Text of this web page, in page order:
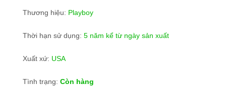
Thương hiệu: Playboy
Thời hạn sử dụng: 5 năm kể từ ngày sản xuất
Xuất xứ: USA
Tình trạng: Còn hàng